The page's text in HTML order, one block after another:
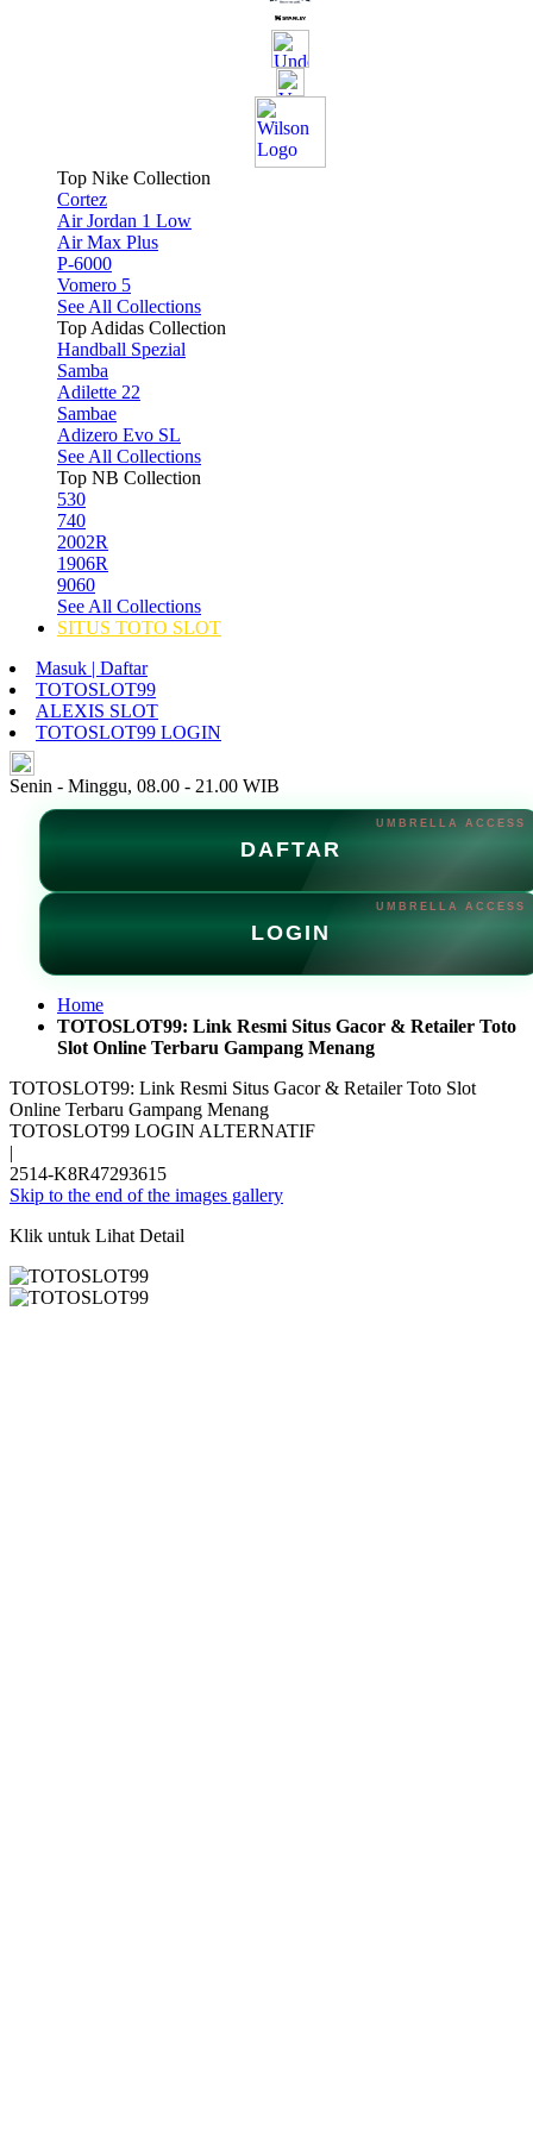
Top Nike Collection
Cortez
Air Jordan 1 Low
Air Max Plus
P-6000
Vomero 5
See All Collections
Top Adidas Collection
Handball Spezial
Samba
Adilette 22
Sambae
Adizero Evo SL
See All Collections
Top NB Collection
530
740
2002R
1906R
9060
See All Collections
SITUS TOTO SLOT
Masuk | Daftar
TOTOSLOT99
ALEXIS SLOT
TOTOSLOT99 LOGIN
Senin - Minggu, 08.00 - 21.00 WIB
DAFTAR
LOGIN
Home
TOTOSLOT99: Link Resmi Situs Gacor & Retailer Toto
Slot Online Terbaru Gampang Menang
TOTOSLOT99: Link Resmi Situs Gacor & Retailer Toto Slot
Online Terbaru Gampang Menang
TOTOSLOT99 LOGIN ALTERNATIF
|
2514-K8R47293615
Skip to the end of the images gallery
Klik untuk Lihat Detail